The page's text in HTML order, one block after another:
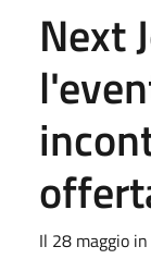
Next
Il 28 maggio